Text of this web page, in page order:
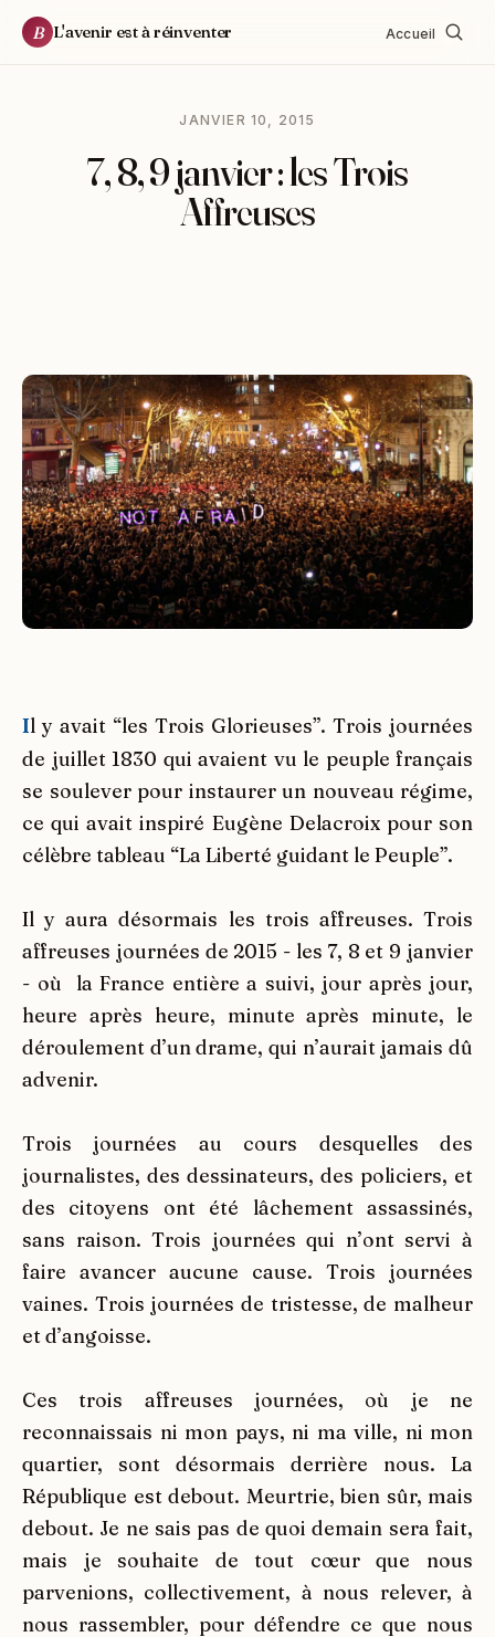
B L'avenir est à réinventer Accueil
JANVIER 10, 2015
7, 8, 9 janvier : les Trois
Affreuses
Il y avait “les Trois Glorieuses”. Trois journées
de juillet 1830 qui avaient vu le peuple français
se soulever pour instaurer un nouveau régime,
ce qui avait inspiré Eugène Delacroix pour son
célèbre tableau “La Liberté guidant le Peuple”.
Il y aura désormais les trois affreuses. Trois
affreuses journées de 2015 - les 7, 8 et 9 janvier
- où la France entière a suivi, jour après jour,
heure après heure, minute après minute, le
déroulement d’un drame, qui n’aurait jamais dû
advenir.
Trois journées au cours desquelles des
journalistes, des dessinateurs, des policiers, et
des citoyens ont été lâchement assassinés,
sans raison. Trois journées qui n’ont servi à
faire avancer aucune cause. Trois journées
vaines. Trois journées de tristesse, de malheur
et d’angoisse.
Ces trois affreuses journées, où je ne
reconnaissais ni mon pays, ni ma ville, ni mon
quartier, sont désormais derrière nous. La
République est debout. Meurtrie, bien sûr, mais
debout. Je ne sais pas de quoi demain sera fait,
mais je souhaite de tout cœur que nous
parvenions, collectivement, à nous relever, à
nous rassembler, pour défendre ce que nous